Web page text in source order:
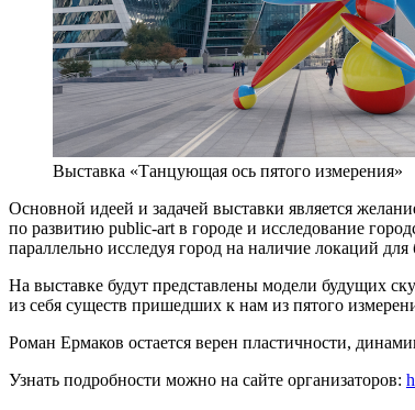
Выставка «Танцующая ось пятого измерения»
Основной идеей и задачей выставки является
по развитию public-art в городе и исследование
параллельно исследуя город на наличие локаций
На выставке будут представлены модели будущих
из себя существ пришедших к нам из пятого
Роман Ермаков остается верен пластичности,
Узнать подробности можно на сайте организаторов: